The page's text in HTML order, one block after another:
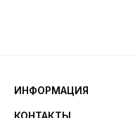
ИНФОРМАЦИЯ
КОНТАКТЫ